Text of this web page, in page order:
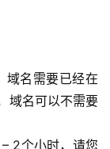
域名需要已经在
域名可以不需要